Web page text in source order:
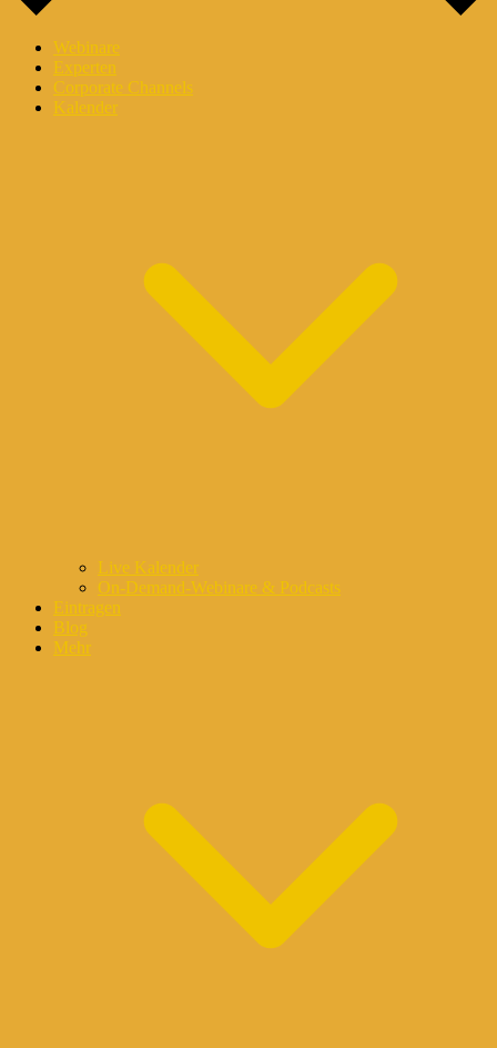
Webinare
Experten
Corporate Channels
Kalender
Live Kalender
On-Demand-Webinare & Podcasts
Eintragen
Blog
Mehr